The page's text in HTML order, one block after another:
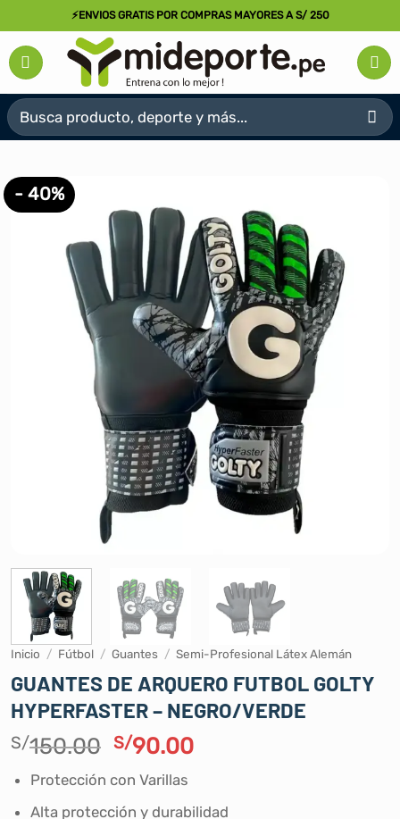
al
contenido
⚡ENVIOS GRATIS POR COMPRAS MAYORES A S/ 250
Buscar
por:
- 40%
Inicio / Fútbol / Guantes / Semi-Profesional Látex Alemán
GUANTES DE ARQUERO FUTBOL GOLTY
HYPERFASTER – NEGRO/VERDE
S/150.00 El
original
era:
S/90.00El
es:
Protección con Varillas
Alta protección y durabilidad